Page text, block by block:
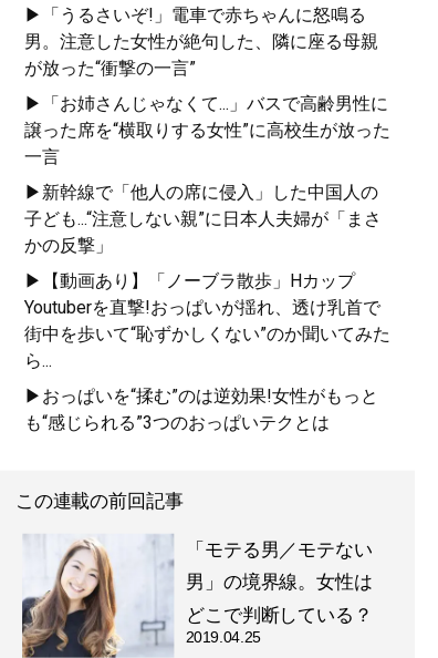
▶「うるさいぞ!」電車で赤ちゃんに怒鳴る
男。注意した女性が絶句した、隣に座る母親
が放った“衝撃の一言”
▶「お姉さんじゃなくて...」バスで高齢男性に
譲った席を“横取りする女性”に高校生が放った
一言
▶新幹線で「他人の席に侵入」した中国人の
子ども...“注意しない親”に日本人夫婦が「まさ
かの反撃」
▶【動画あり】「ノーブラ散歩」Hカップ
Youtuberを直撃!おっぱいが揺れ、透け乳首で
街中を歩いて“恥ずかしくない”のか聞いてみた
ら...
▶おっぱいを“揉む”のは逆効果!女性がもっと
も“感じられる”3つのおっぱいテクとは
この連載の前回記事
「モテる男／モテない
男」の境界線。女性は
どこで判断している？
2019.04.25